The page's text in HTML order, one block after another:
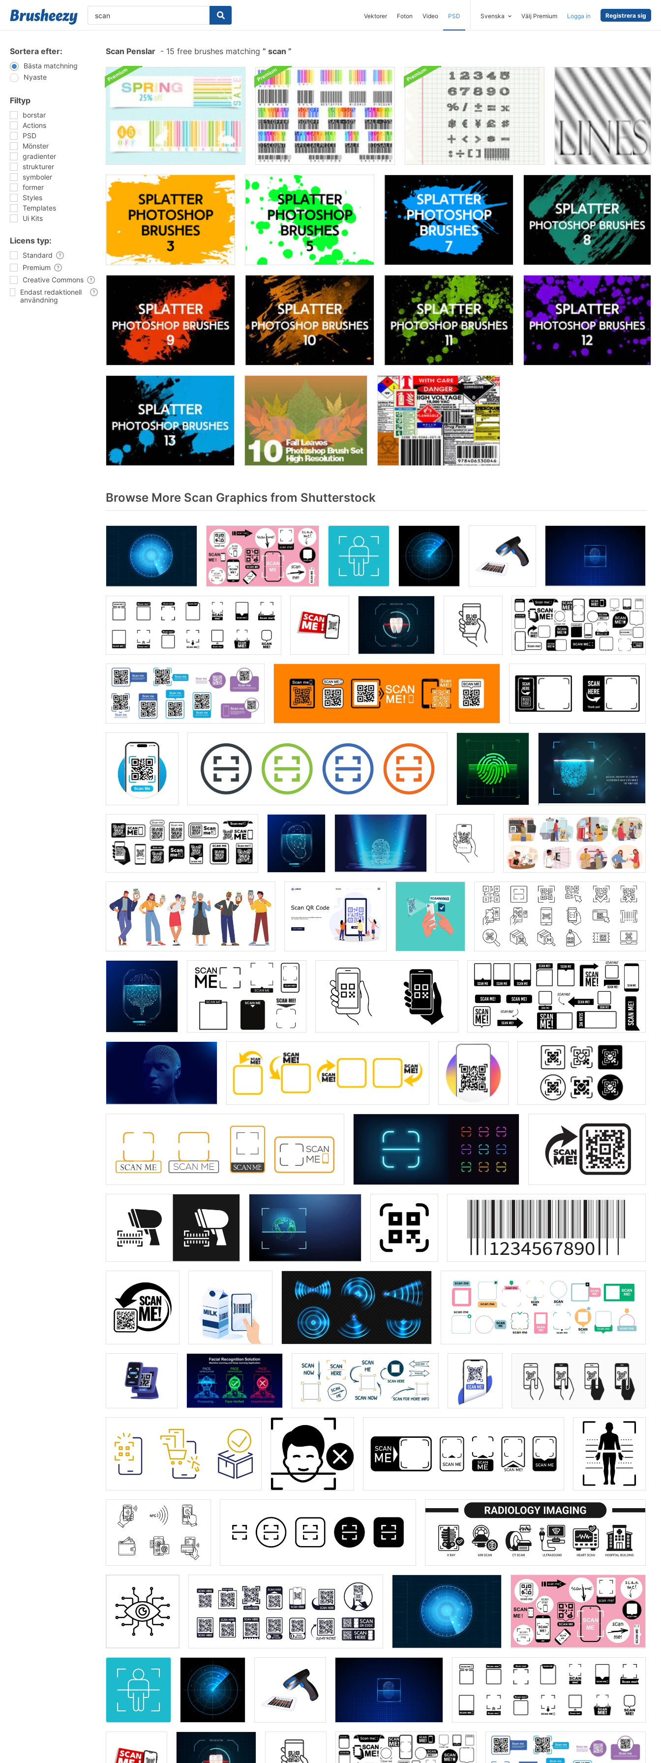
Vektorer Foton Video PSD Svenska Välj Premium Logga in Registrera sig
Sortera efter:
Bästa matchning
Nyaste
Filtyp
borstar
Actions
PSD
Mönster
gradienter
strukturer
symboler
former
Styles
Templates
Ui Kits
Licens typ:
Standard
Premium
Creative Commons
Endast redaktionell
användning
Scan Penslar - 15 free brushes matching scan
Browse More Scan Graphics from Shutterstock